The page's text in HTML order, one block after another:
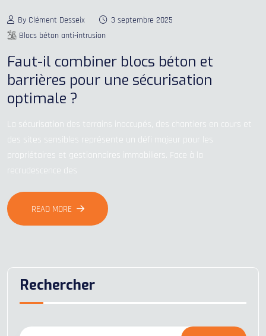
By Clément Desseix
3 septembre 2025
Blocs béton anti-intrusion
Faut-il combiner blocs béton et
barrières pour une sécurisation
optimale ?
La sécurisation des terrains inoccupés, des chantiers en cours et
des sites sensibles représente un défi majeur pour les
propriétaires et gestionnaires immobiliers. Face à la
recrudescence des
READ MORE
Rechercher